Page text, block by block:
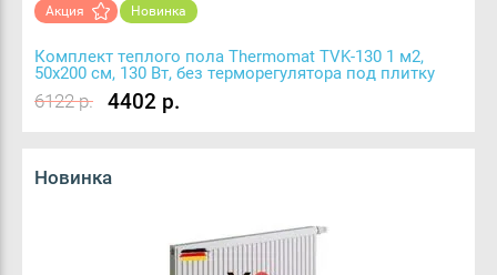
Акция Новинка
Комплект теплого пола Thermomat TVK-130 1 м2,
50х200 см, 130 Вт, без терморегулятора под плитку
6122 р. 4402 р.
Новинка